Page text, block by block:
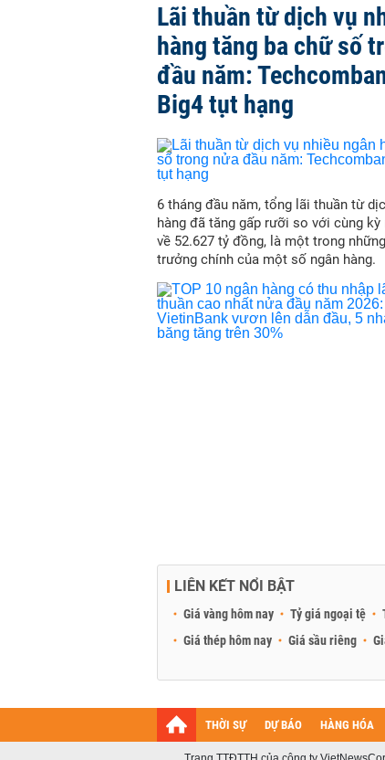
Lãi thuần từ dịch vụ
hàng tăng ba chữ số
đầu năm:
Big4 tụt hạng
6 tháng đầu năm, tổng lãi thuần từ
hàng đã tăng gấp rưỡi so với cùng
về 52.627 tỷ đồng, là một trong
trưởng chính của một số ngân hàng.
LIÊN KẾT NỔI BẬT
Giá vàng hôm nay Tỷ giá ngoại tệ
Giá thép hôm nay
Giá sầu riêng
THỜI SỰ DỰ BÁO HÀNG HÓA